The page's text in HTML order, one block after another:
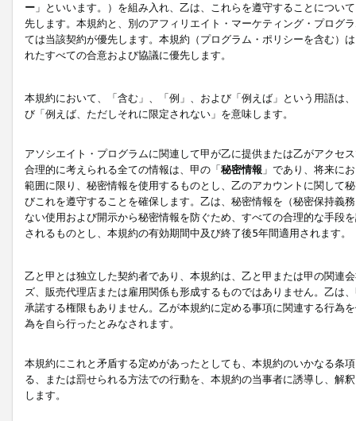
ー 」といいます。）を組み入れ、乙は、これらを遵守することにつ
先します。本規約と、別のアフィリエイト・マーケティング・プログ
ては当該契約が優先します。本規約（プログラム・ポリシーを含む）
れたすべての合意および協議に優先します。
本規約において、「含む」、「例」、および「例えば」という用語は
び「例えば、ただしそれに限定されない」を意味します。
アソシエイト・プログラムに関連して甲が乙に提供または乙がアクセ
合理的に考えられる全ての情報は、甲の「秘密情報 」であり、将来に
範囲に限り、秘密情報を使用するものとし、乙のアカウントに関して
びこれを遵守することを確保します。乙は、秘密情報を（秘密保持義
ない使用および開示から秘密情報を防ぐため、すべての合理的な手段
されるものとし、本規約の有効期間中及び終了後5年間適用されます。
乙と甲とは独立した契約者であり、本規約は、乙と甲または甲の関連
ズ、販売代理店または雇用関係も形成するものではありません。乙は
承諾する権限もありません。乙が本規約に定める事項に関連する行為
為を自ら行ったとみなされます。
本規約にこれと矛盾する定めがあったとしても、本規約のいかなる条
る、または罰せられる方法での行動を、本規約の当事者に誘導し、解
します。